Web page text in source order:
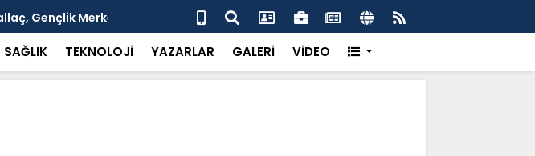
bulundu
Tur Rehberi Gizem Tekyurt: Kommagene modeli yönetim örnek
alınmalı
SAĞLIK TEKNOLOJİ YAZARLAR GALERİ VİDEO